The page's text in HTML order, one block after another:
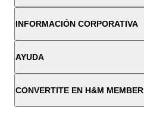
INFORMACIÓN CORPORATIVA
AYUDA
CONVERTITE EN H&M MEMBER